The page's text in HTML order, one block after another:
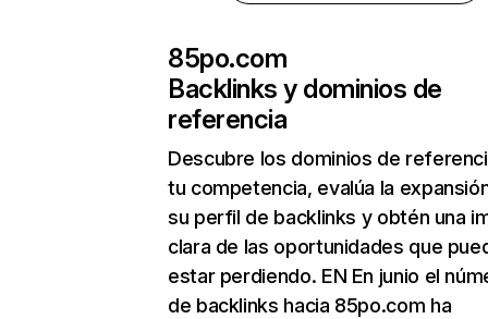
85po.com
Backlinks y dominios de
referencia
Descubre los dominios de
tu competencia, evalúa la
su perfil de backlinks y obtén una
clara de las oportunidades que
estar perdiendo. EN En junio el
de backlinks hacia 85po.com ha